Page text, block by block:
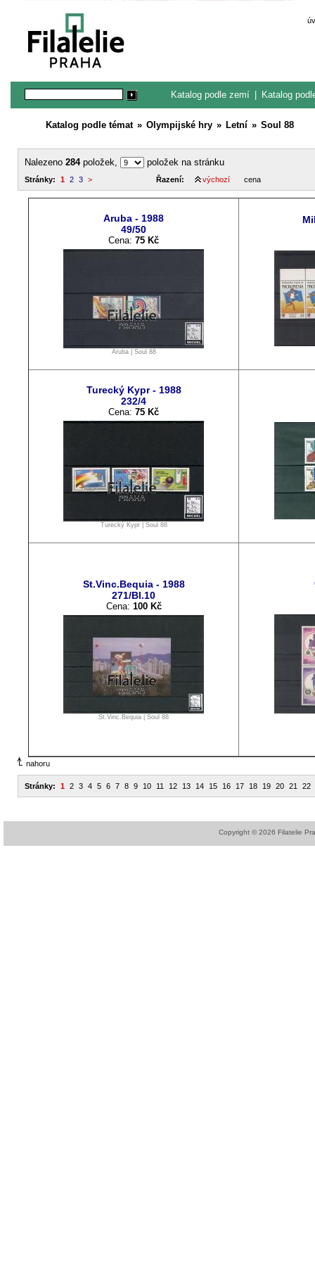
Katalog podle zemí Katalog
Katalog podle témat » Olympijské hry » Letní » Soul 88
Nalezeno 284položek, položek na stránku
Stránky: 1 2 3 > Řazení: výchozí cena
Aruba - 1988
49/50
Cena: 75 Kč
Aruba| Soul 88
Turecký Kypr - 1988
232/4
Cena: 75 Kč
Turecký Kypr| Soul 88
St.Vinc.Bequia - 1988
271/Bl.10
Cena: 100 Kč
St.Vinc.Bequia Soul 88
nahoru
Stránky: 1 2 3 4 5 6 7 8 9 10 11 12 13 14 15 16 17 18 19 20 21 22
Copyright © 2026 Filatelie